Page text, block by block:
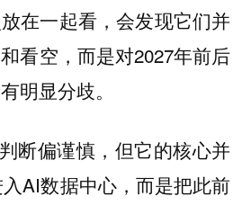
在一起看，会发现它们并
看空，而是对2027年前后
明显分歧。
断偏谨慎，但它的核心并
AI数据中心，而是把此前